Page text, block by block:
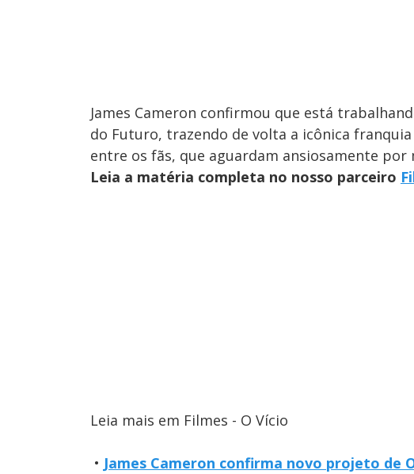
James Cameron confirmou que está
do Futuro, trazendo de volta a icônica
entre os fãs, que aguardam ansiosamente
Leia a matéria completa no nosso parceiro
Leia mais em Filmes - O Vício
• James Cameron confirma novo projeto de